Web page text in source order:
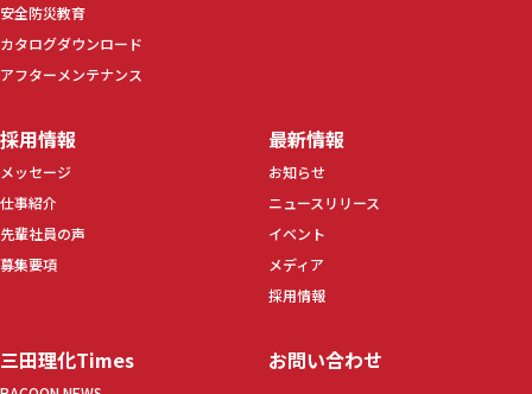
安全防災教育
カタログダウンロード
アフターメンテナンス
採用情報
メッセージ
仕事紹介
先輩社員の声
募集要項
最新情報
お知らせ
ニュースリリース
イベント
メディア
採用情報
三田理化Times お問い合わせ